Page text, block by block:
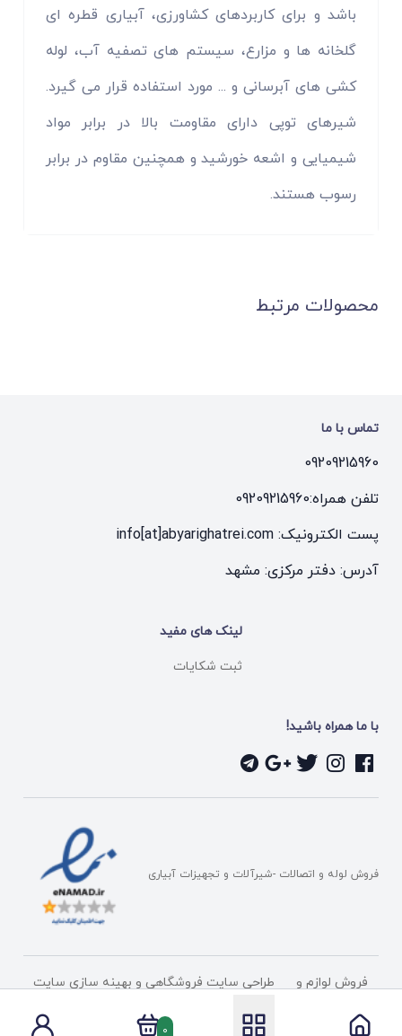
0
باشد و برای کاربردهای کشاورزی، آبیاری قطره ای
گلخانه ها و مزارع، سیستم های تصفیه آب، لوله
کشی های آبرسانی و ... مورد استفاده قرار می گیرد.
شیرهای توپی دارای مقاومت بالا در برابر مواد
شیمیایی و اشعه خورشید و همچنین مقاوم در برابر
رسوب هستند.
محصولات مرتبط
تماس با ما
09209215960
تلفن همراه:09209215960
پست الکترونیک: info[at]abyarighatrei.com
آدرس: دفتر مرکزی: مشهد
لینک های مفید
ثبت شکایات
با ما همراه باشید!
فروش لوله و اتصالات -شیرآلات و تجهیزات آبیاری
فروش لوازم و
تجهیزات آبیاری
طراحی سایت فروشگاهی و بهینه سازی سایت
توسط
شرکت پیشگامان دامنه فناوری